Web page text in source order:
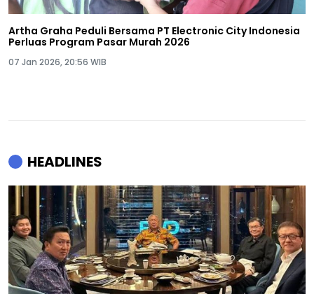
Artha Graha Peduli Bersama PT Electronic City Indonesia
Perluas Program Pasar Murah 2026
07 Jan 2026, 20:56 WIB
HEADLINES